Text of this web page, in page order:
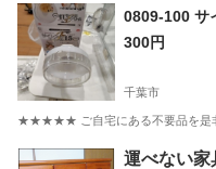
千葉 千葉市
0809-100 サ
300円
千葉市
★★★★★ ご自宅にある不要品を是非
千葉 千葉市 その他 現
運べない家